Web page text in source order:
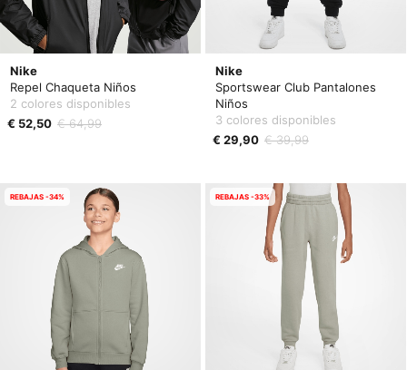
Nike
Repel Chaqueta Niños
2 colores disponibles
€ 52,50 € 64,99
Nike
Sportswear Club Pantalones
Niños
3 colores disponibles
€ 29,90 € 39,99
REBAJAS -34% REBAJAS -33%